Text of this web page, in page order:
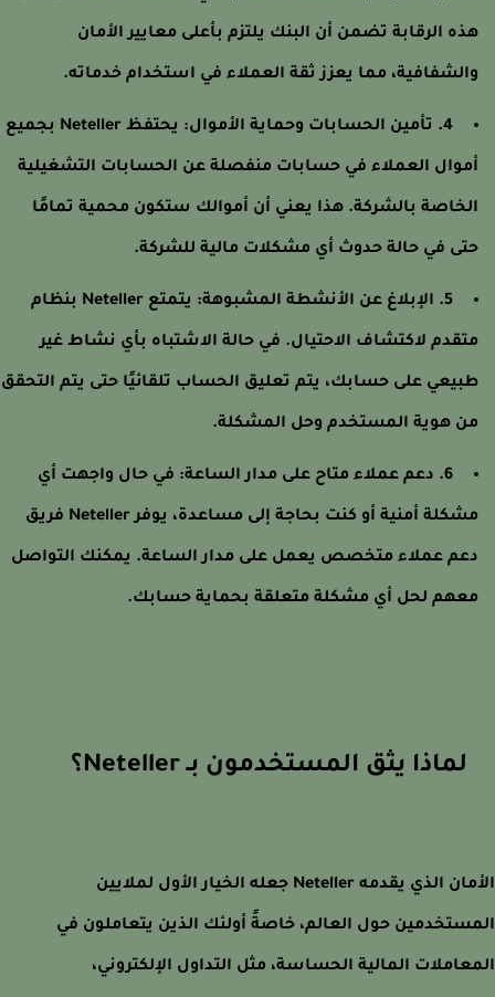
الرقابة تضمن أن البنك يلتزم بأعلى معايير الأمان
مما يعزز ثقة العملاء في استخدام خدماته.
4. تأمين الحسابات وحماية الأموال: يحتفظ Neteller بجميع
العملاء في حسابات منفصلة عن الحسابات التشغيلية
بالشركة. هذا يعني أن أموالك ستكون محمية تمامًا
في حالة حدوث أي مشكلات مالية للشركة.
5. الإبلاغ عن الأنشطة المشبوهة: يتمتع Neteller بنظام
لاكتشاف الاحتيال. في حالة الاشتباه بأي نشاط غير
على حسابك، يتم تعليق الحساب تلقائيًا حتى يتم التحقق
هوية المستخدم وحل المشكلة.
6. دعم عملاء متاح على مدار الساعة: في حال واجهت أي
مشكلة أمنية أو كنت بحاجة إلى مساعدة، يوفر Neteller فريق
عملاء متخصص يعمل على مدار الساعة. يمكنك التواصل
لحل أي مشكلة متعلقة بحماية حسابك.
لماذا يثق المستخدمون بـ Neteller؟
الأمان الذي يقدمه Neteller جعله الخيار الأول لملايين
حول العالم، خاصةً أولئك الذين يتعاملون في
المالية الحساسة، مثل التداول الإلكتروني،